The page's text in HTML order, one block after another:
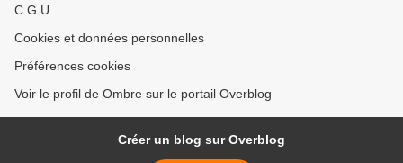
C.G.U.
Cookies et données personnelles
Préférences cookies
Voir le profil de Ombre sur le portail Overblog
Créer un blog sur Overblog